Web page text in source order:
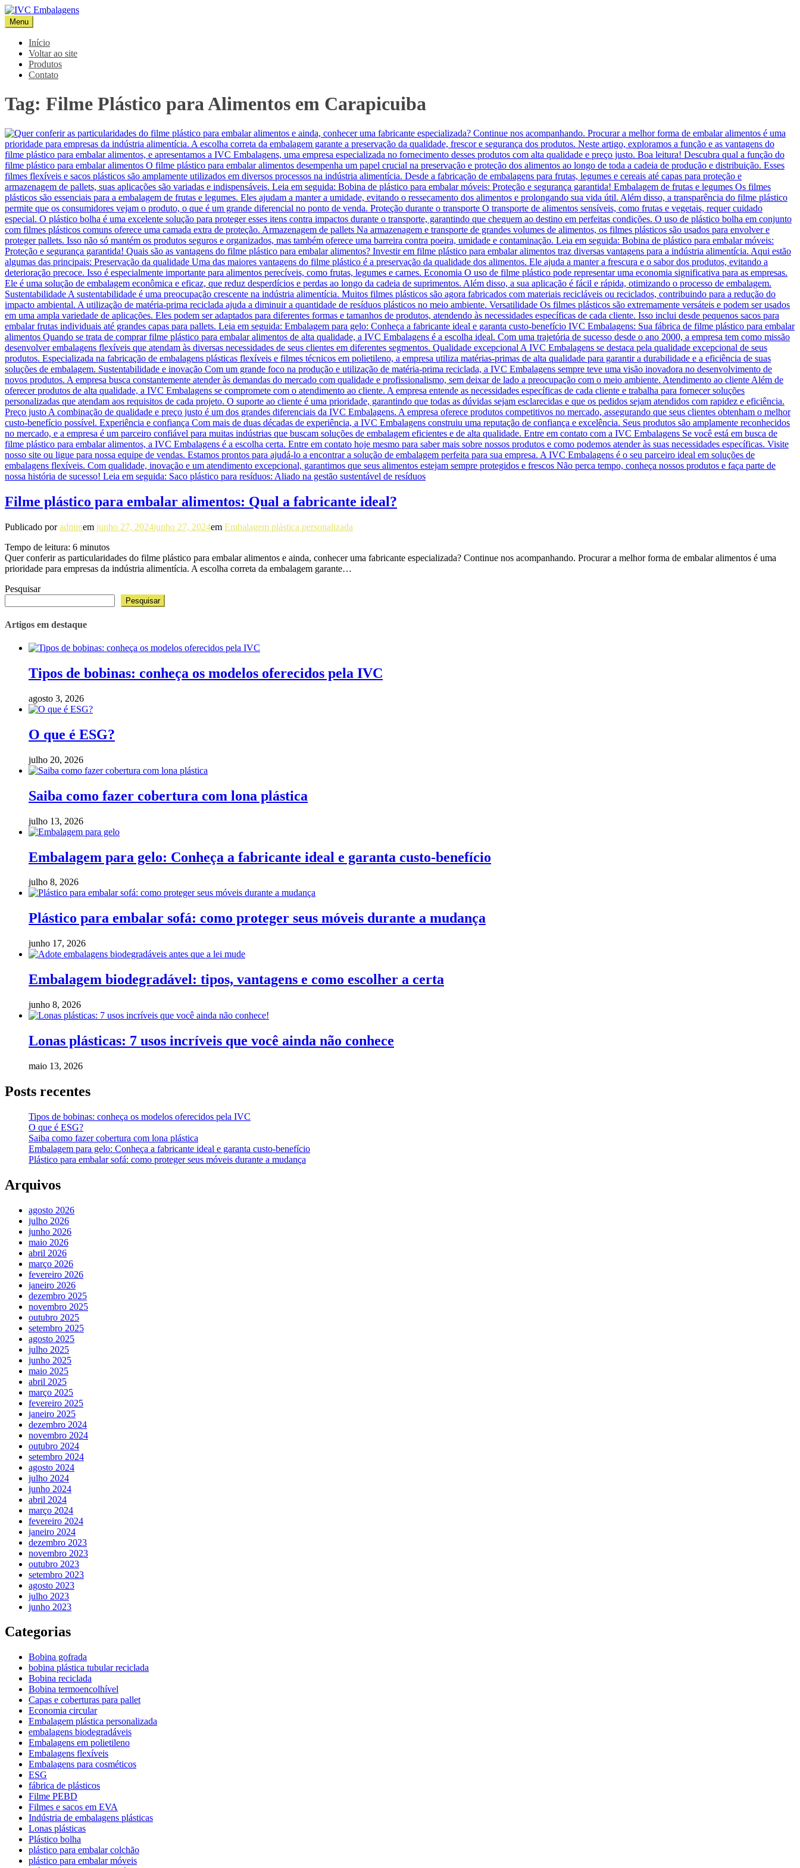
Pular
para
o
conteúdo
IVC Embalagens
Blog IVC
Menu
Início
Voltar ao site
Produtos
Contato
Tag: Filme Plástico para Alimentos em Carapicuiba
Filme plástico para embalar alimentos: Qual a fabricante ideal?
Publicado poradminem junho 27, 2024junho 27, 2024em Embalagem plástica personalizada
Tempo de leitura: 6 minutos
Quer conferir as particularidades do filme plástico para embalar alimentos e ainda, conhecer uma fabricante especializada? Continue nos acompanhando. Procurar a melhor forma de embalar alimentos é uma
prioridade para empresas da indústria alimentícia. A escolha correta da embalagem garante…
Pesquisar
Pesquisar
Artigos em destaque
Tipos de bobinas: conheça os modelos oferecidos pela IVC
agosto 3, 2026
O que é ESG?
julho 20, 2026
Saiba como fazer cobertura com lona plástica
julho 13, 2026
Embalagem para gelo: Conheça a fabricante ideal e garanta custo-benefício
julho 8, 2026
Plástico para embalar sofá: como proteger seus móveis durante a mudança
junho 17, 2026
Embalagem biodegradável: tipos, vantagens e como escolher a certa
junho 8, 2026
Lonas plásticas: 7 usos incríveis que você ainda não conhece
maio 13, 2026
Posts recentes
Tipos de bobinas: conheça os modelos oferecidos pela IVC
O que é ESG?
Saiba como fazer cobertura com lona plástica
Embalagem para gelo: Conheça a fabricante ideal e garanta custo-benefício
Plástico para embalar sofá: como proteger seus móveis durante a mudança
Arquivos
agosto 2026
julho 2026
junho 2026
maio 2026
abril 2026
março 2026
fevereiro 2026
janeiro 2026
dezembro 2025
novembro 2025
outubro 2025
setembro 2025
agosto 2025
julho 2025
junho 2025
maio 2025
abril 2025
março 2025
fevereiro 2025
janeiro 2025
dezembro 2024
novembro 2024
outubro 2024
setembro 2024
agosto 2024
julho 2024
junho 2024
abril 2024
março 2024
fevereiro 2024
janeiro 2024
dezembro 2023
novembro 2023
outubro 2023
setembro 2023
agosto 2023
julho 2023
junho 2023
Categorias
Bobina gofrada
bobina plástica tubular reciclada
Bobina reciclada
Bobina termoencolhível
Capas e coberturas para pallet
Economia circular
Embalagem plástica personalizada
embalagens biodegradáveis
Embalagens em polietileno
Embalagens flexíveis
Embalagens para cosméticos
ESG
fábrica de plásticos
Filme PEBD
Filmes e sacos em EVA
Indústria de embalagens plásticas
Lonas plásticas
Plástico bolha
plástico para embalar colchão
plástico para embalar móveis